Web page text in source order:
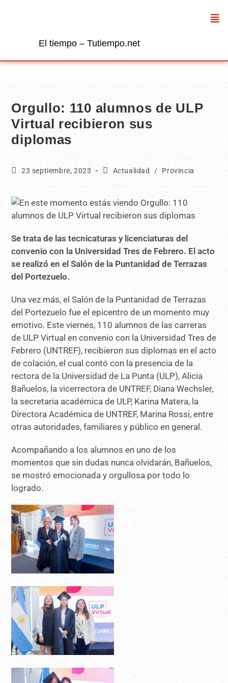
El tiempo – Tutiempo.net
Orgullo: 110 alumnos de ULP
Virtual recibieron sus
diplomas
23 septiembre, 2023 Actualidad / Provincia
Se trata de las tecnicaturas y licenciaturas del
convenio con la Universidad Tres de Febrero. El acto
se realizó en el Salón de la Puntanidad de Terrazas
del Portezuelo.
Una vez más, el Salón de la Puntanidad de Terrazas
del Portezuelo fue el epicentro de un momento muy
emotivo. Este viernes, 110 alumnos de las carreras
de ULP Virtual en convenio con la Universidad Tres de
Febrero (UNTREF), recibieron sus diplomas en el acto
de colación, el cual contó con la presencia de la
rectora de la Universidad de La Punta (ULP), Alicia
Bañuelos, la vicerrectora de UNTREF, Diana Wechsler,
la secretaria académica de ULP, Karina Matera, la
Directora Académica de UNTREF, Marina Rossi, entre
otras autoridades, familiares y público en general.
Acompañando a los alumnos en uno de los
momentos que sin dudas nunca olvidarán, Bañuelos,
se mostró emocionada y orgullosa por todo lo
logrado.